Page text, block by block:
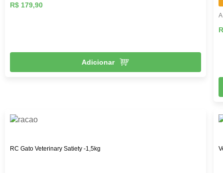
R$ 179,90
Adicionar
RC Gato Veterinary Satiety -1,5kg